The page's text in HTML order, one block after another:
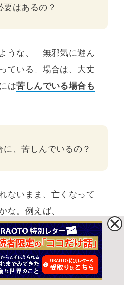
要はあるの？
うな、「無邪気に遊ん
ている」場合は、大丈
は苦しんでいる場合も
に、苦しんでいるの？
ないまま、亡くなって
な。例えば、
たまま、飼い主さんがい
亡くなった